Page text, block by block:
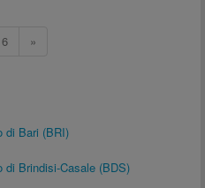
6 »
di Bari (BRI)
Brindisi-Casale (BDS)